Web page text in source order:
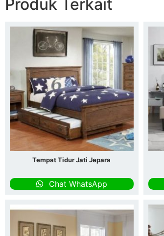
Produk Terkait
Tempat Tidur Jati Jepara
Chat WhatsApp